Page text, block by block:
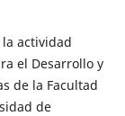
actividad
el Desarrollo y
de la Facultad
de